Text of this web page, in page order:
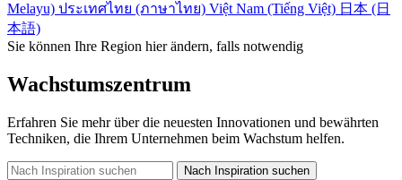
Melayu) ประเทศไทย (ภาษาไทย) Việt Nam (Tiếng Việt) 日本 (日
本語)
Sie können Ihre Region hier ändern, falls notwendig
Wachstumszentrum
Erfahren Sie mehr über die neuesten Innovationen und bewährten
Techniken, die Ihrem Unternehmen beim Wachstum helfen.